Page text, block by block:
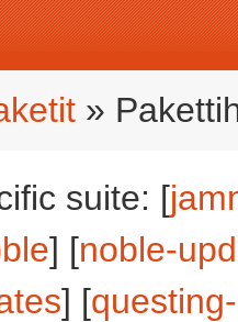
»
suite: [
] [noble-
] [